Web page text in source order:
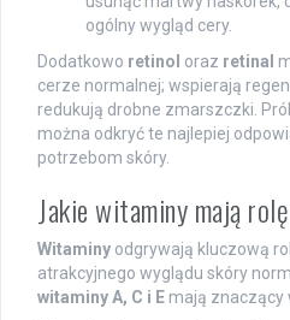
ogólny wygląd cery.
Dodatkowo retinol oraz retinal
cerze normalnej; wspierają
redukują drobne zmarszczki.
można odkryć te najlepiej
potrzebom skóry.
Jakie witaminy mają
Witaminy odgrywają kluczową
atrakcyjnego wyglądu skóry
witaminy A, C i E mają znaczący